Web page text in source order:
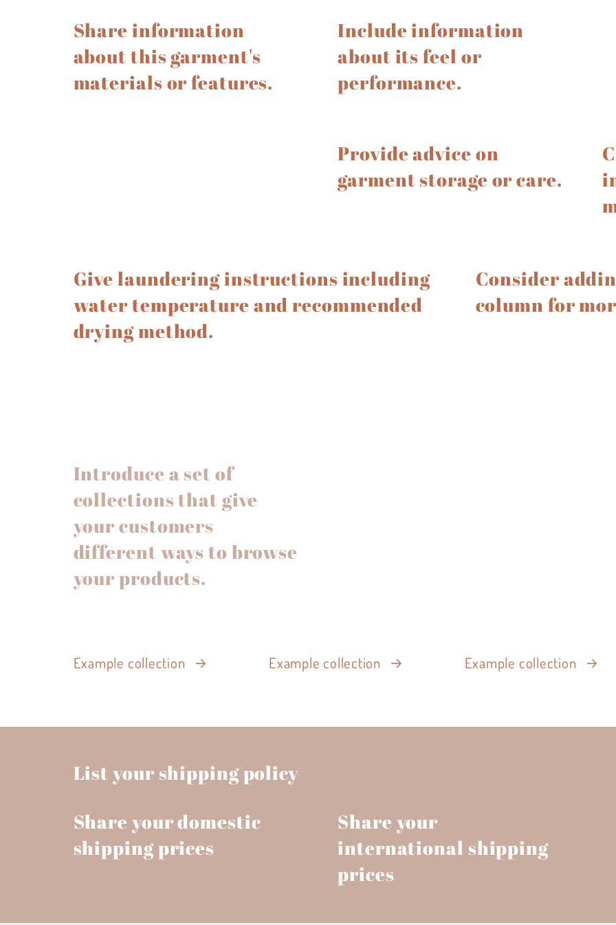
Share information
about this garment's
materials or features.
Include information
about its feel or
performance.
Provide advice on
garment storage or care.
Give laundering instructions including
water temperature and recommended
drying method.
Consider
column for
Introduce a set of
collections that give
your customers
different ways to browse
your products.
Example collection Example collection Example collection
List your shipping policy
Share your domestic
shipping prices
Share your
international shipping
prices